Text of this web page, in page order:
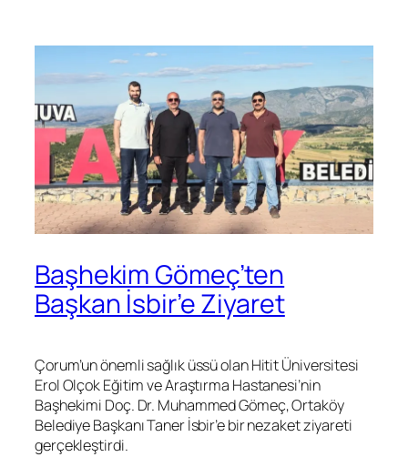
Başhekim Gömeç’ten
Başkan İsbir’e Ziyaret
Çorum’un önemli sağlık üssü olan Hitit Üniversitesi
Erol Olçok Eğitim ve Araştırma Hastanesi’nin
Başhekimi Doç. Dr. Muhammed Gömeç, Ortaköy
Belediye Başkanı Taner İsbir’e bir nezaket ziyareti
gerçekleştirdi.